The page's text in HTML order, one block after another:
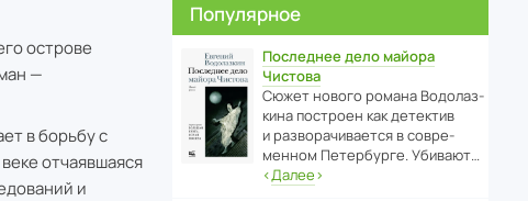
острове
—
в борьбу с
отчаявшаяся
и
Популярное
Последнее дело майора
Чистова
Сюжет нового романа Водо­ла­з­
кина пост­роен как дете­ктив
и разво­ра­чи­ва­ется в совре­
менном Пете­р­бурге. Убивают…
‹Далее›